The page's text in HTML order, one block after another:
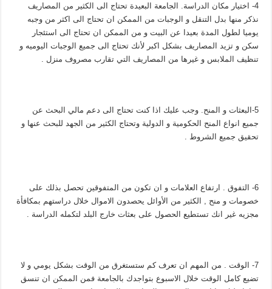
4- اختيار مكان الدراسة. الجامعة البعيدة تحتاج الى الكثير من المصاريف
نذكر منها بدل التنقل و الوجبات من الممكن ان تحتاج الى اكثر من وجبه
يوميا لطول المدة بعيدا عن البيت و من الممكن ان تحتاج الى استئجار
سكن و تزيد المصاريف بشكل اكبر لأنك تحتاج الى جميع الوجبات اليوميه و
تنظيف الملابس و غيرها من المصاريف التي تقارب مصروف منزل .
5-البعثات و المنح. وجب عليك اذا كنت تحتاج الى دعم مالي البحث عن
جميع انواع المنح الحكومية و الدولية وتحتاج الكثير من الجهد للبحث عنها و
تحقيق جميع الشروط .
6- التفوق . ارتفاع العلامات و ان تكون من المتفوقين تحصل بذلك على
خصومات و منح , الكثير من الأوائل يحصدون الاموال خلال دراستهم بمكافأة
مجزيه غير انك تستطيع الحصول على بعثات خارج البلد لتكمله الدراسة .
7- الوقت . من المهم ان تعرف كم ستستغرق من الوقت بشكل يومي و لا
تضيع كامل الوقت خلال الاسبوع بتواجدك بالجامعة فمن الممكن ان تنسق